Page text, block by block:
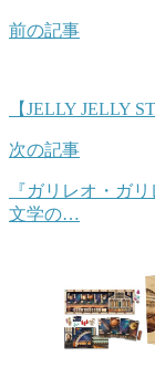
前の記事
【JELLY JELLY
次の記事
『ガリレオ・ガ
文学の…